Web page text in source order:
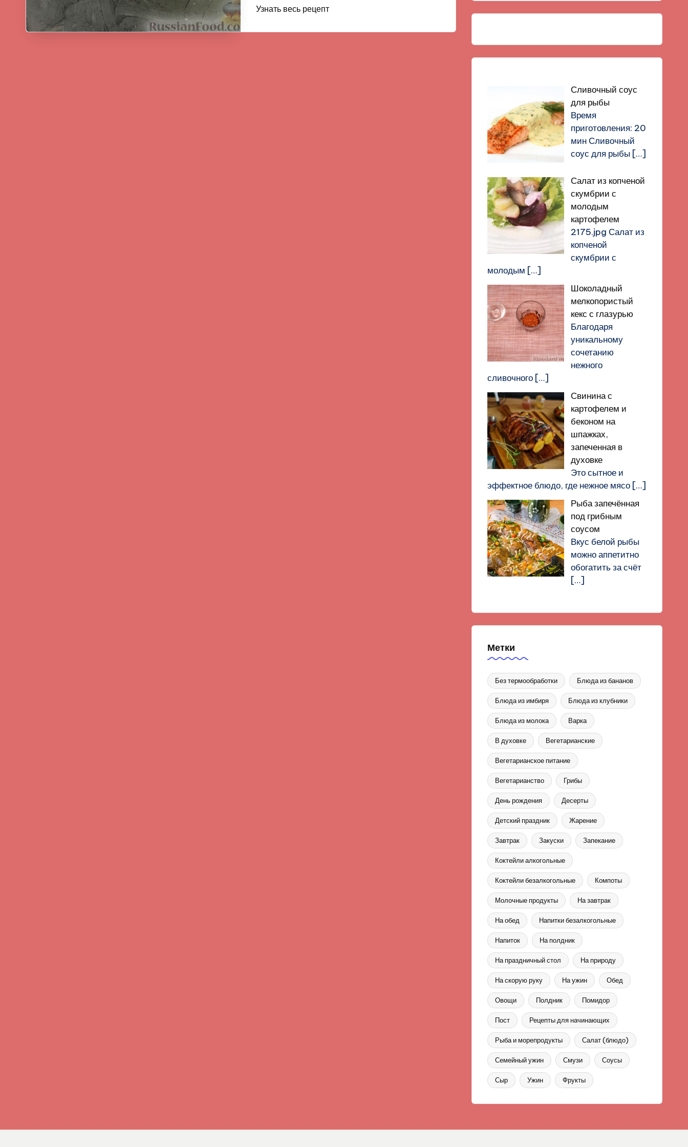
Узнать весь рецепт
Сливочный соус
для рыбы
Время
приготовления: 20
мин Сливочный
соус для рыбы […]
Салат из копченой
скумбрии с
молодым
картофелем
2175.jpg Салат из
копченой
скумбрии с
молодым […]
Шоколадный
мелкопористый
кекс с глазурью
Благодаря
уникальному
сочетанию
нежного
сливочного […]
Свинина с
картофелем и
беконом на
шпажках,
запеченная в
духовке
Это сытное и
эффектное блюдо, где нежное мясо […]
Рыба запечённая
под грибным
соусом
Вкус белой рыбы
можно аппетитно
обогатить за счёт
[…]
Метки
Без термообработки Блюда из бананов
Блюда из имбиря Блюда из клубники
Блюда из молока Варка
В духовке Вегетарианские
Вегетарианское питание
Вегетарианство Грибы
День рождения Десерты
Детский праздник Жарение
Завтрак Закуски Запекание
Коктейли алкогольные
Коктейли безалкогольные Компоты
Молочные продукты На завтрак
На обед Напитки безалкогольные
Напиток На полдник
На праздничный стол На природу
На скорую руку На ужин Обед
Овощи Полдник Помидор
Пост Рецепты для начинающих
Рыба и морепродукты Салат (блюдо)
Семейный ужин Смузи Соусы
Сыр Ужин Фрукты